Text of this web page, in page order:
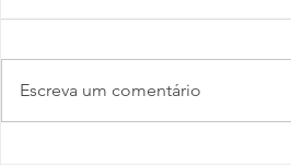
Escreva um comentário